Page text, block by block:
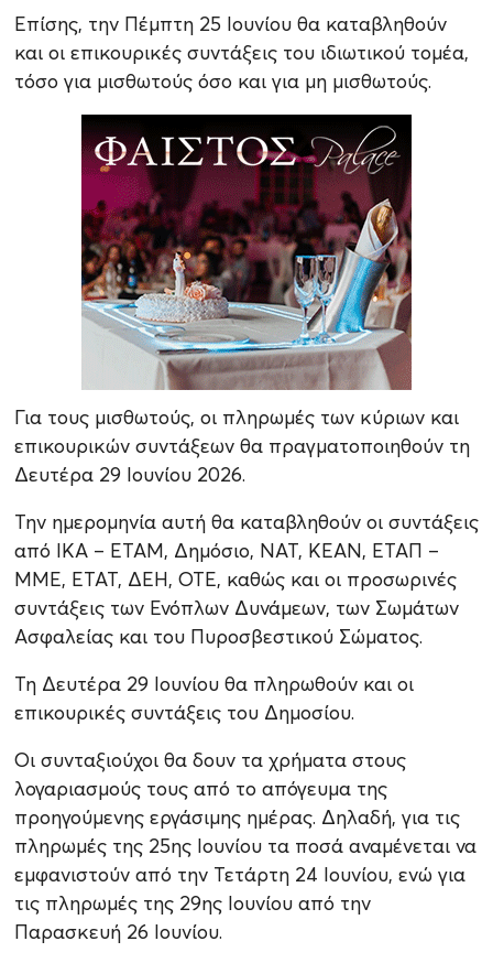
Επίσης, την Πέμπτη 25 Ιουνίου θα καταβληθούν
και οι επικουρικές συντάξεις του ιδιωτικού τομέα,
τόσο για μισθωτούς όσο και για μη μισθωτούς.
Για τους μισθωτούς, οι πληρωμές των κύριων και
επικουρικών συντάξεων θα πραγματοποιηθούν τη
Δευτέρα 29 Ιουνίου 2026.
Την ημερομηνία αυτή θα καταβληθούν οι συντάξεις
από ΙΚΑ – ΕΤΑΜ, Δημόσιο, ΝΑΤ, ΚΕΑΝ, ΕΤΑΠ –
ΜΜΕ, ΕΤΑΤ, ΔΕΗ, ΟΤΕ, καθώς και οι προσωρινές
συντάξεις των Ενόπλων Δυνάμεων, των Σωμάτων
Ασφαλείας και του Πυροσβεστικού Σώματος.
Τη Δευτέρα 29 Ιουνίου θα πληρωθούν και οι
επικουρικές συντάξεις του Δημοσίου.
Οι συνταξιούχοι θα δουν τα χρήματα στους
λογαριασμούς τους από το απόγευμα της
προηγούμενης εργάσιμης ημέρας. Δηλαδή, για τις
πληρωμές της 25ης Ιουνίου τα ποσά αναμένεται να
εμφανιστούν από την Τετάρτη 24 Ιουνίου, ενώ για
τις πληρωμές της 29ης Ιουνίου από την
Παρασκευή 26 Ιουνίου.